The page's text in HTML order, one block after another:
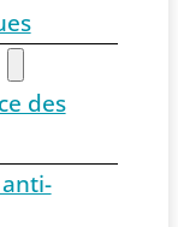
des